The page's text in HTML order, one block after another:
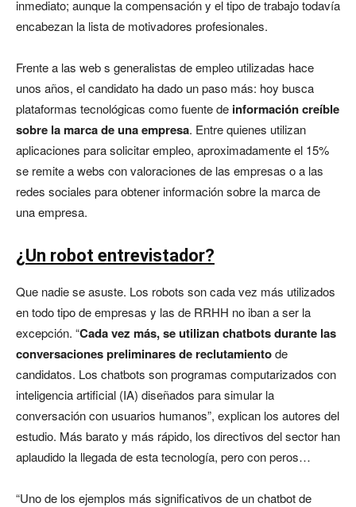
inmediato; aunque la compensación y el tipo de trabajo todavía
encabezan la lista de motivadores profesionales.
Frente a las web s generalistas de empleo utilizadas hace
unos años, el candidato ha dado un paso más: hoy busca
plataformas tecnológicas como fuente de información creíble
sobre la marca de una empresa. Entre quienes utilizan
aplicaciones para solicitar empleo, aproximadamente el 15%
se remite a webs con valoraciones de las empresas o a las
redes sociales para obtener información sobre la marca de
una empresa.
¿Un robot entrevistador?
Que nadie se asuste. Los robots son cada vez más utilizados
en todo tipo de empresas y las de RRHH no iban a ser la
excepción. “Cada vez más, se utilizan chatbots durante las
conversaciones preliminares de reclutamientode
candidatos. Los chatbots son programas computarizados con
inteligencia artificial (IA) diseñados para simular la
conversación con usuarios humanos”, explican los autores del
estudio. Más barato y más rápido, los directivos del sector han
aplaudido la llegada de esta tecnología, pero con peros…
“Uno de los ejemplos más significativos de un chatbot de